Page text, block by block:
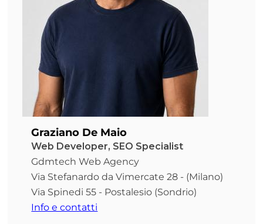
Graziano De Maio
Web Developer, SEO Specialist
Gdmtech Web Agency
Via Stefanardo da Vimercate 28 - (Milano)
Via Spinedi 55 - Postalesio (Sondrio)
Info e contatti